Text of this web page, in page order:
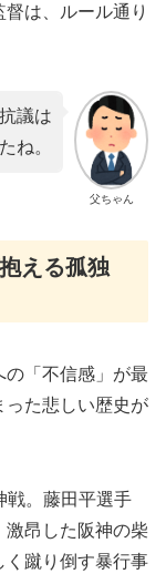
は、ルール通り
父ちゃん
議は
ね。
える孤独
「不信感」が最
った悲しい歴史が
戦。藤田平選手
激昂した阪神の柴
く蹴り倒す暴行事